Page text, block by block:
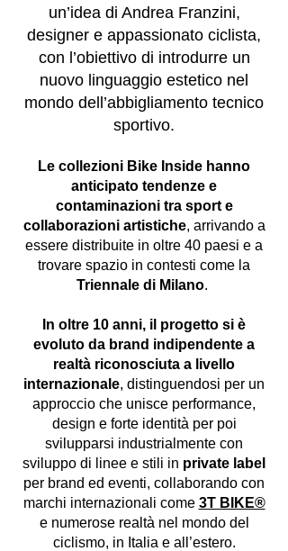
un’idea di Andrea Franzini,
designer e appassionato ciclista,
con l’obiettivo di introdurre un
nuovo linguaggio estetico nel
mondo dell’abbigliamento tecnico
sportivo.
Le collezioni Bike Inside hanno
anticipato tendenze e
contaminazioni tra sport e
collaborazioni artistiche, arrivando a
essere distribuite in oltre 40 paesi e a
trovare spazio in contesti come la
Triennale di Milano.
In oltre 10 anni, il progetto si è
evoluto da brand indipendente a
realtà riconosciuta a livello
internazionale, distinguendosi per un
approccio che unisce performance,
design e forte identità per poi
svilupparsi industrialmente con
sviluppo di linee e stili in private label
per brand ed eventi, collaborando con
marchi internazionali come 3T BIKE®
e numerose realtà nel mondo del
ciclismo, in Italia e all’estero.